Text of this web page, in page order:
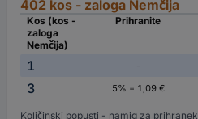
402 kos - zaloga Nemčija
Kos (kos -
zaloga
Nemčija)
Prihranite
1 -
3
5% = 1,09 €
Količinski popusti - namig za prihranek